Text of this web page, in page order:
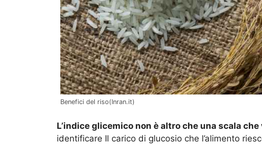
Benefici del riso(Inran.it)
L’indice glicemico non è altro che una scala che
identificare Il carico di glucosio che l’alimento